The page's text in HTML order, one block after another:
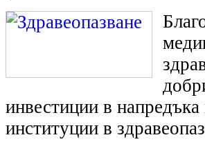
инвестиции в
институции в